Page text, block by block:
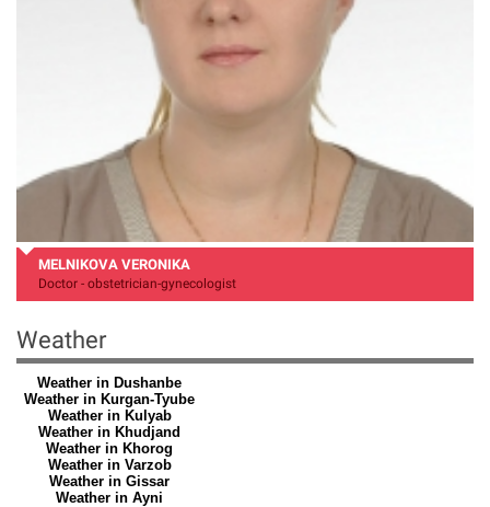
MELNIKOVA VERONIKA
Doctor - obstetrician-gynecologist
Weather
Weather in Dushanbe
Weather in Kurgan-Tyube
Weather in Kulyab
Weather in Khudjand
Weather in Khorog
Weather in Varzob
Weather in Gissar
Weather in Ayni